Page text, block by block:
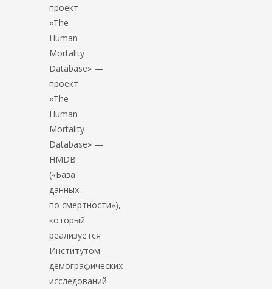
проект
«The
Human
Mortality
Database» —
проект
«The
Human
Mortality
Database» —
HMDB
(«База
данных
по смертности»),
который
реализуется
Институтом
демографических
исследований